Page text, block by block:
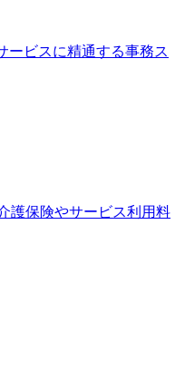
ービスに精通する事務ス
護保険やサービス利用料